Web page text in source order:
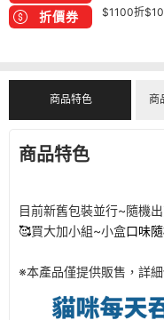
折價券 $1100折
商品特色 商
商品特色
目前新舊包裝並行~隨機
🥰買大加小組~小盒口味
※本產品僅提供販售，詳